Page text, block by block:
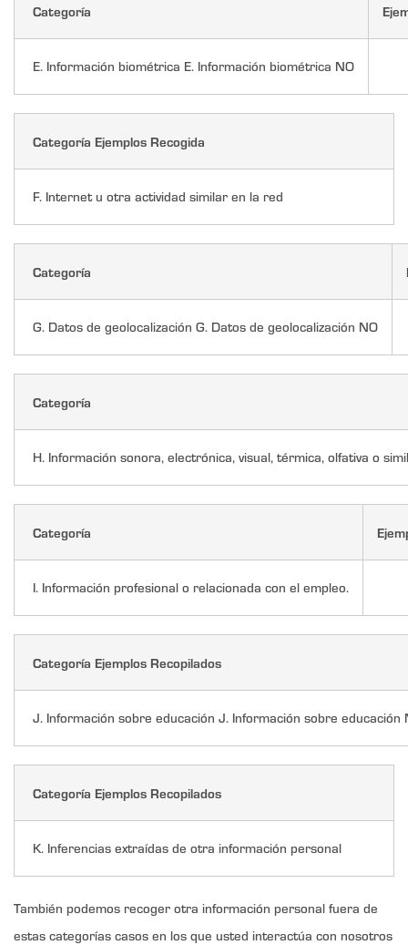
Categoría
E. Información biométrica E. Información biométrica NO
Categoría Ejemplos Recogida
F. Internet u otra actividad similar en la red
Categoría
G. Datos de geolocalización G. Datos de geolocalización NO
Categoría
H. Información sonora, electrónica, visual, térmica, olfativa o
Categoría
I. Información profesional o relacionada con el empleo.
Categoría Ejemplos Recopilados
J. Información sobre educación J. Información sobre educación
Categoría Ejemplos Recopilados
K. Inferencias extraídas de otra información personal
También podemos recoger otra información personal fuera de
estas categorías casos en los que usted interactúa con nosotros